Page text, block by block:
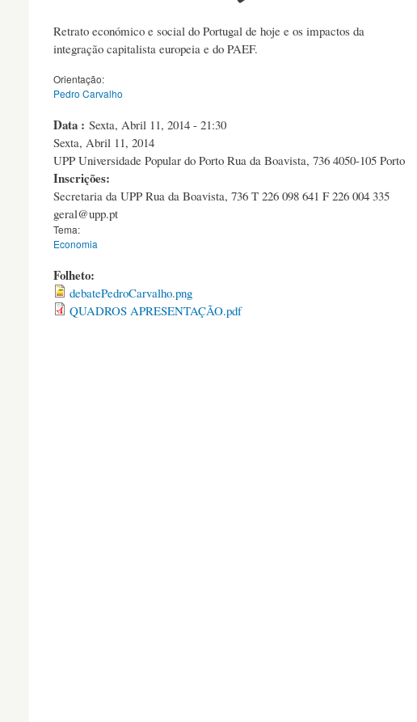
Retrato económico e social do Portugal de hoje e os impactos da
integração capitalista europeia e do PAEF.
Orientação:
Pedro Carvalho
Data : Sexta, Abril 11, 2014 - 21:30
Sexta, Abril 11, 2014
UPP Universidade Popular do Porto Rua da Boavista, 736 4050-105 Porto
Inscrições:
Secretaria da UPP Rua da Boavista, 736 T 226 098 641 F 226 004 335
geral@upp.pt
Tema:
Economia
Folheto:
debatePedroCarvalho.png
QUADROS APRESENTAÇÃO.pdf